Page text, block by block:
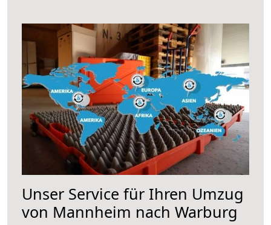
Unser Service für Ihren Umzug
von Mannheim nach Warburg